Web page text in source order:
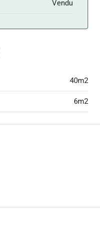
Vendu
40m2
6m2